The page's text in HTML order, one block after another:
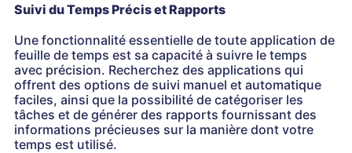
Suivi du Temps Précis et Rapports
Une fonctionnalité essentielle de toute application de
feuille de temps est sa capacité à suivre le temps
avec précision. Recherchez des applications qui
offrent des options de suivi manuel et automatique
faciles, ainsi que la possibilité de catégoriser les
tâches et de générer des rapports fournissant des
informations précieuses sur la manière dont votre
temps est utilisé.